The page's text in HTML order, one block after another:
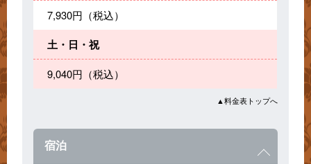
7,930円（税込）
土・日・祝
9,040円（税込）
▲料金表トップへ
宿泊